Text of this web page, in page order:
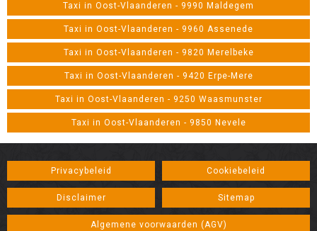
Taxi in Oost-Vlaanderen - 9990 Maldegem
Taxi in Oost-Vlaanderen - 9960 Assenede
Taxi in Oost-Vlaanderen - 9820 Merelbeke
Taxi in Oost-Vlaanderen - 9420 Erpe-Mere
Taxi in Oost-Vlaanderen - 9250 Waasmunster
Taxi in Oost-Vlaanderen - 9850 Nevele
Privacybeleid Cookiebeleid
Disclaimer Sitemap
Algemene voorwaarden (AGV)